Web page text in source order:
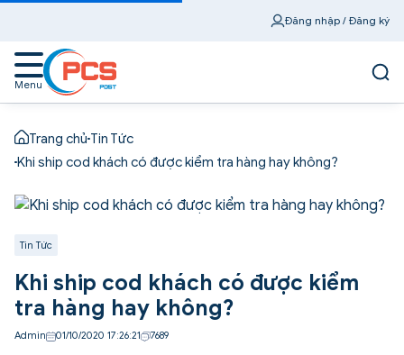
Đăng nhập / Đăng ký
Menu
Trang chủTin Tức
Khi ship cod khách có được kiểm tra hàng hay không?
Tin Tức
Khi ship cod khách có được kiểm
tra hàng hay không?
Admin 01/10/2020 17:26:21 7689